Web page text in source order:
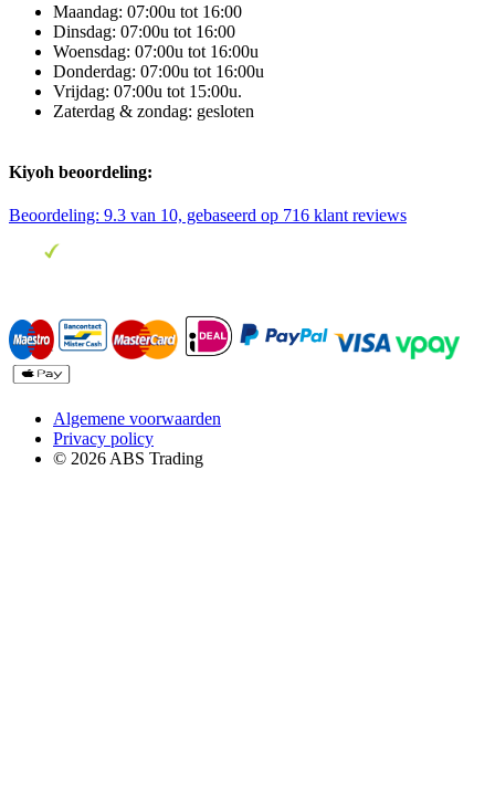
Maandag: 07:00u tot 16:00
Dinsdag: 07:00u tot 16:00
Woensdag: 07:00u tot 16:00u
Donderdag: 07:00u tot 16:00u
Vrijdag: 07:00u tot 15:00u.
Zaterdag & zondag: gesloten
Kiyoh beoordeling:
Beoordeling: 9.3 van 10, gebaseerd op 716 klant reviews
Algemene voorwaarden
Privacy policy
© 2026 ABS Trading